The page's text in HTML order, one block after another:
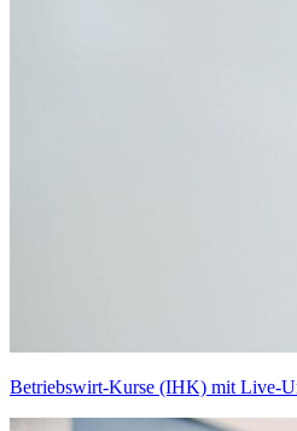
Betriebswirt-Kurse (IHK) mit Live-